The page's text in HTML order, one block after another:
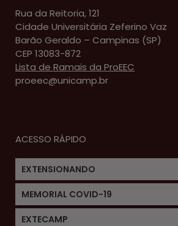
Rua da Reitoria, 121
Cidade Universitária Zeferino Vaz
Barão Geraldo – Campinas (SP)
CEP 13083-872
Lista de Ramais da ProEEC
proeec@unicamp.br
ACESSO RÁPIDO
EXTENSIONANDO
MEMORIAL COVID-19
EXTECAMP